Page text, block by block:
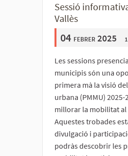
Sessió
Vallès
04 febrer 2025
Les sessions
municipis són una
primera mà la visió
urbana (PMMU)
millorar la mobilitat
Aquestes trobades
divulgació i
podràs descobrir les